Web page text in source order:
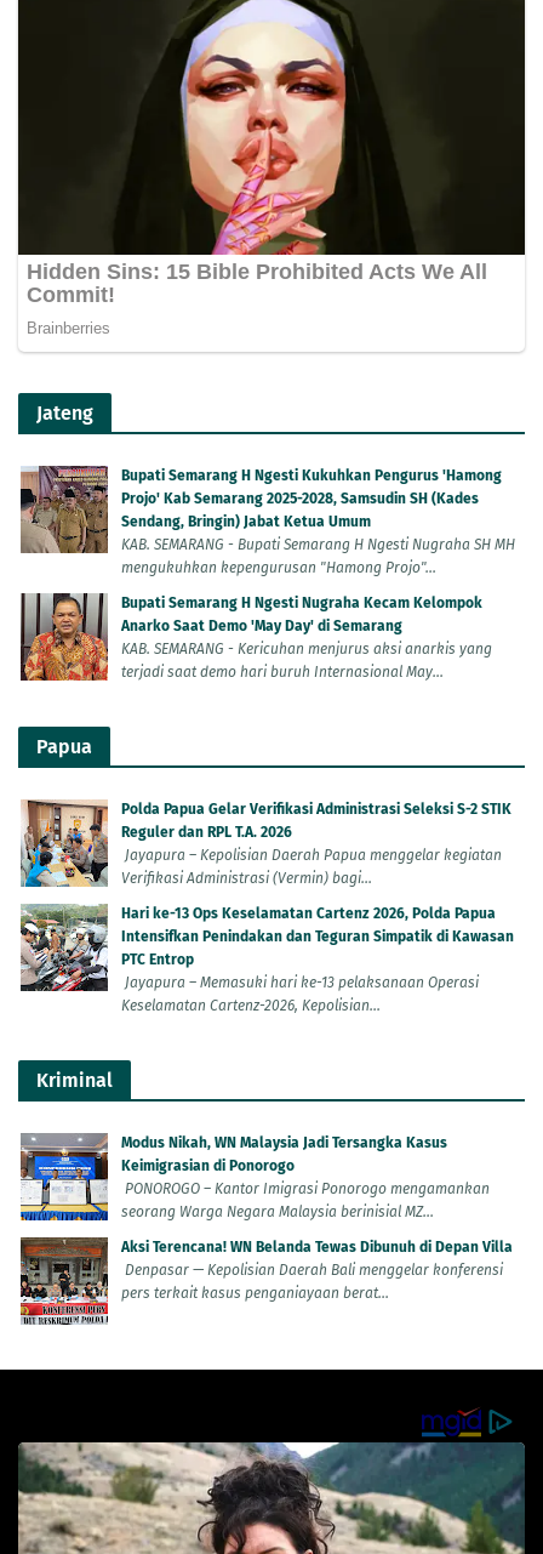
Jateng
Bupati Semarang H Ngesti Kukuhkan Pengurus 'Hamong
Projo' Kab Semarang 2025-2028, Samsudin SH (Kades
Sendang, Bringin) Jabat Ketua Umum
KAB. SEMARANG - Bupati Semarang H Ngesti Nugraha SH MH
mengukuhkan kepengurusan "Hamong Projo"...
Bupati Semarang H Ngesti Nugraha Kecam Kelompok
Anarko Saat Demo 'May Day' di Semarang
KAB. SEMARANG - Kericuhan menjurus aksi anarkis yang
terjadi saat demo hari buruh Internasional May...
Papua
Polda Papua Gelar Verifikasi Administrasi Seleksi S-2 STIK
Reguler dan RPL T.A. 2026
Jayapura – Kepolisian Daerah Papua menggelar kegiatan
Verifikasi Administrasi (Vermin) bagi...
Hari ke-13 Ops Keselamatan Cartenz 2026, Polda Papua
Intensifkan Penindakan dan Teguran Simpatik di Kawasan
PTC Entrop
Jayapura – Memasuki hari ke-13 pelaksanaan Operasi
Keselamatan Cartenz-2026, Kepolisian...
Kriminal
Modus Nikah, WN Malaysia Jadi Tersangka Kasus
Keimigrasian di Ponorogo
PONOROGO – Kantor Imigrasi Ponorogo mengamankan
seorang Warga Negara Malaysia berinisial MZ...
Aksi Terencana! WN Belanda Tewas Dibunuh di Depan Villa
Denpasar — Kepolisian Daerah Bali menggelar konferensi
pers terkait kasus penganiayaan berat...